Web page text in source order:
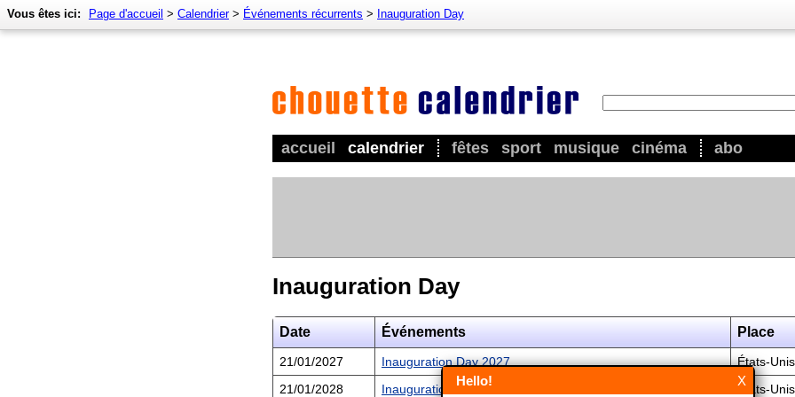
accueil calendrier fêtes sport musique cinéma abo
Vous êtes ici: Page d'accueil > Calendrier> Événements récurrents > Inauguration Day
Inauguration Day
Date Événements Place
21/01/2027 Inauguration Day 2027
États-
21/01/2028
Inauguration Day 2028 États-
X
Hello!